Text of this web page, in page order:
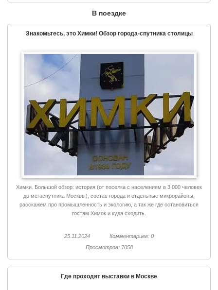
В поездке
Знакомьтесь, это Химки! Обзор города-спутника столицы
Химки. Большой обзор: история (от поселка с населением в 3 000 человек
до мегаспутника Москвы), состав города и отдельные микрорайоны,
расскажем про промышленность и экологию, а так же где остановиться
гостям Химок и куда сходить.
25.11.2024
Комментариев: 0
Просмотров: 7058
Где проходят выставки в Москве